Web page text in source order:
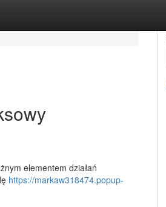
elementem działań
https://markaw318474.popup-